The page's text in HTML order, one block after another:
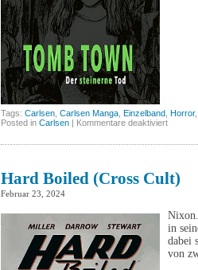
Tags: Carlsen Carlsen Manga Einzelband Horror,
Posted in Carlsen | Kommentare deaktiviertfür
Hard Boiled (Cross Cult)
Februar 23, 2024
in
dabei
von